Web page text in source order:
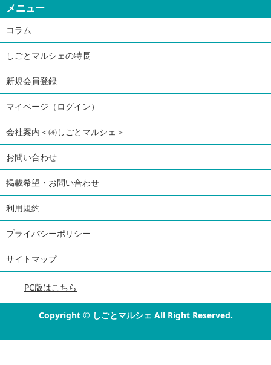
メニュー
コラム
しごとマルシェの特長
新規会員登録
マイページ（ログイン）
会社案内＜㈱しごとマルシェ＞
お問い合わせ
掲載希望・お問い合わせ
利用規約
プライバシーポリシー
サイトマップ
PC版はこちら
Copyright © しごとマルシェ All Right Reserved.